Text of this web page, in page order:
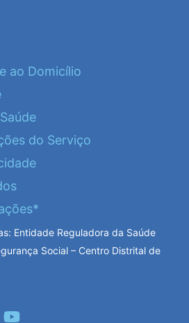
ao Domicílio
do Serviço
Entidade Reguladora da Saúde
Social – Centro Distrital de